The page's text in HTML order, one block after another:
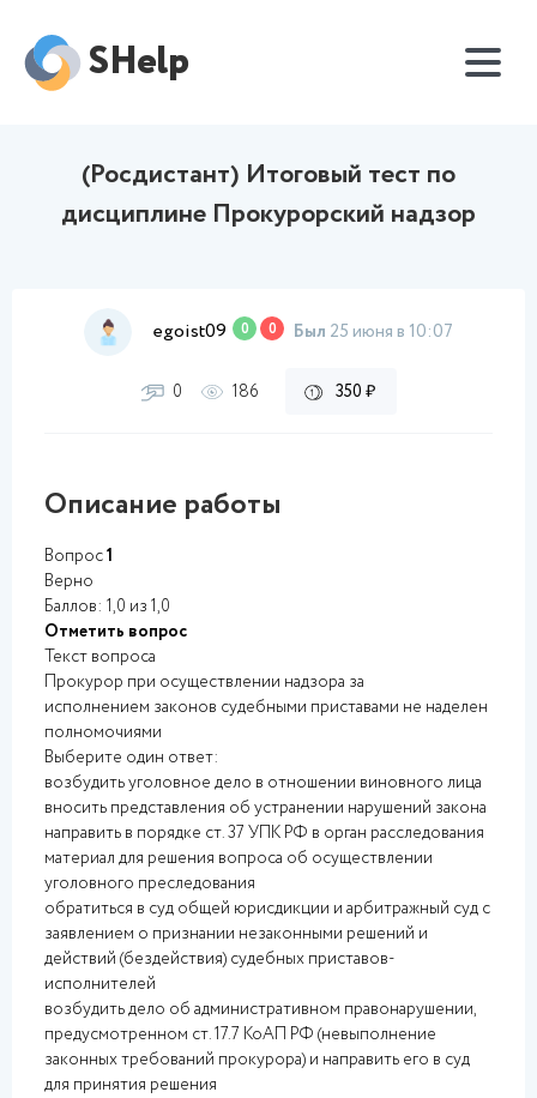
SHelp
(Росдистант) Итоговый тест по
дисциплине Прокурорский надзор
egoist09 0 0 Был 25 июня в 10:07
0 186 350 ₽
Описание работы
Вопрос1
Верно
Баллов: 1,0 из 1,0
Отметить вопрос
Текст вопроса
Прокурор при осуществлении надзора за
исполнением законов судебными приставами не наделен
полномочиями
Выберите один ответ:
возбудить уголовное дело в отношении виновного лица
вносить представления об устранении нарушений закона
направить в порядке ст. 37 УПК РФ в орган расследования
материал для решения вопроса об осуществлении
уголовного преследования
обратиться в суд общей юрисдикции и арбитражный суд с
заявлением о признании незаконными решений и
действий (бездействия) судебных приставов-
исполнителей
возбудить дело об административном правонарушении,
предусмотренном ст. 17.7 КоАП РФ (невыполнение
законных требований прокурора) и направить его в суд
для принятия решения